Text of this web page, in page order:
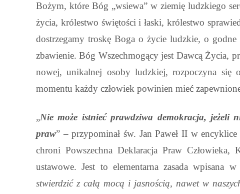
Bożym, które Bóg „wsiewa” w ziemię ludzkiego
życia, królestwo świętości i łaski, królestwo
dostrzegamy troskę Boga o życie ludzkie, o
zbawienie. Bóg Wszechmogący jest Dawcą Życia,
nowej, unikalnej osoby ludzkiej, rozpoczyna się
momentu każdy człowiek powinien mieć
„Nie może istnieć prawdziwa demokracja, jeżeli
praw” – przypominał św. Jan Paweł II w encyklice
chroni Powszechna Deklaracja Praw
ustawowe. Jest to elementarna zasada wpisana
stwierdzić z całą mocą i jasnością, nawet w